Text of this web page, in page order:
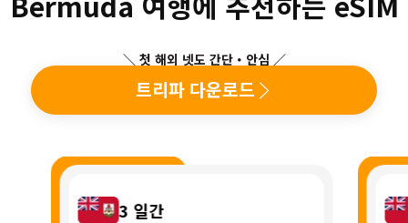
＼ 첫 해외 넷도 간단・안심 ／
트리파 다운로드
3 일간